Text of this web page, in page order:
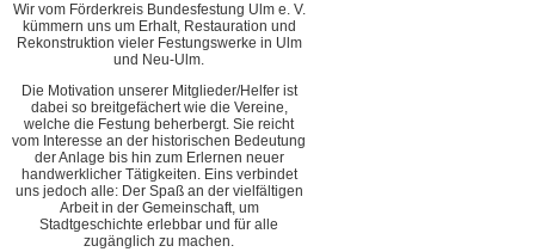
Wir vom Förderkreis Bundesfestung Ulm e. V.
kümmern uns um Erhalt, Restauration und
Rekonstruktion vieler Festungswerke in Ulm
und Neu-Ulm.
Die Motivation unserer Mitglieder/Helfer ist
dabei so breitgefächert wie die Vereine,
welche die Festung beherbergt. Sie reicht
vom Interesse an der historischen Bedeutung
der Anlage bis hin zum Erlernen neuer
handwerklicher Tätigkeiten. Eins verbindet
uns jedoch alle: Der Spaß an der vielfältigen
Arbeit in der Gemeinschaft, um
Stadtgeschichte erlebbar und für alle
zugänglich zu machen.